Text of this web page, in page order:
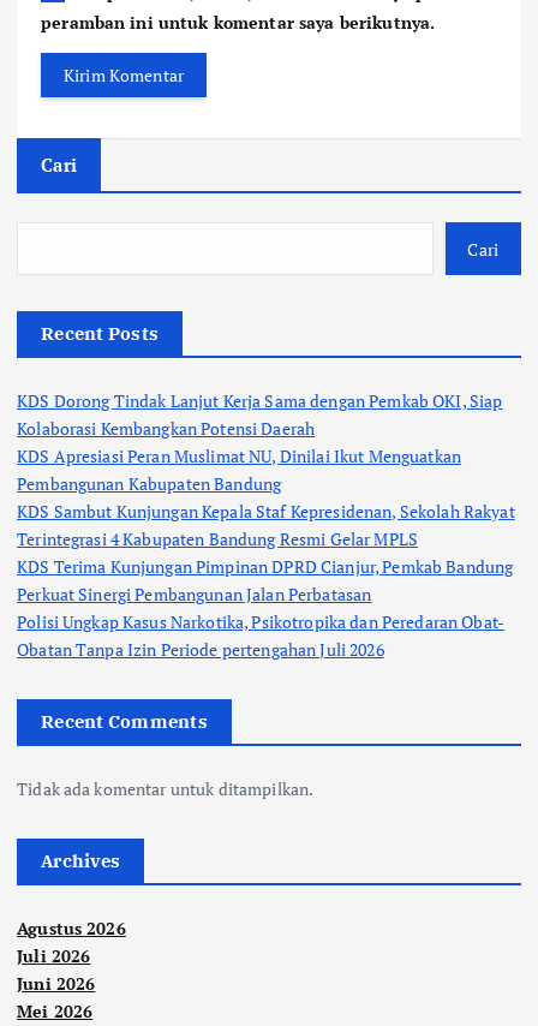
peramban ini untuk komentar saya berikutnya.
Cari
Cari
Recent Posts
KDS Dorong Tindak Lanjut Kerja Sama dengan Pemkab OKI, Siap
Kolaborasi Kembangkan Potensi Daerah
KDS Apresiasi Peran Muslimat NU, Dinilai Ikut Menguatkan
Pembangunan Kabupaten Bandung
KDS Sambut Kunjungan Kepala Staf Kepresidenan, Sekolah Rakyat
Terintegrasi 4 Kabupaten Bandung Resmi Gelar MPLS
KDS Terima Kunjungan Pimpinan DPRD Cianjur, Pemkab Bandung
Perkuat Sinergi Pembangunan Jalan Perbatasan
Polisi Ungkap Kasus Narkotika, Psikotropika dan Peredaran Obat-
Obatan Tanpa Izin Periode pertengahan Juli 2026
Recent Comments
Tidak ada komentar untuk ditampilkan.
Archives
Agustus 2026
Juli 2026
Juni 2026
Mei 2026